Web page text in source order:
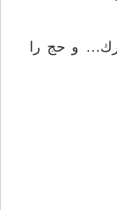
و حج را